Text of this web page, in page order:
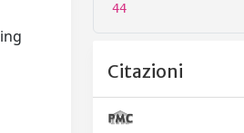
44
Citazioni